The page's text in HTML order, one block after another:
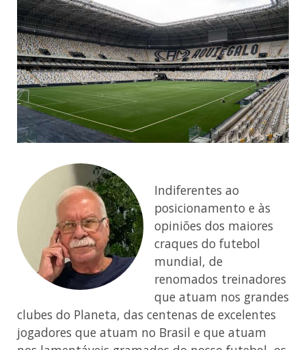
Indiferentes ao
posicionamento e às
opiniões dos maiores
craques do futebol
mundial, de
renomados treinadores
que atuam nos grandes
clubes do Planeta, das centenas de excelentes
jogadores que atuam no Brasil e que atuam